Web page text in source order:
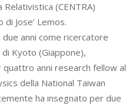
(CENTRA)
Jose’ Lemos.
anni come ricercatore
Kyoto (Giappone),
quattro anni research fellow al
della National Taiwan
ha insegnato per due